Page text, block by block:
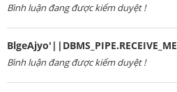
Bình luận đang được kiểm duyệt !
Bình luận đang được kiểm duyệt !